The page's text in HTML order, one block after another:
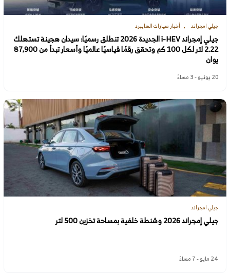
جيلي امجراند أخبار سيارات الهايبرد
جيلي إمجراند i-HEV الجديدة 2026 تنطلق رسميًا: سيدان هجينة تستهلك
2.22 لتر لكل 100 كم وتحقق رقمًا قياسيًا عالميًا وأسعار تبدأ من 87,900
يوان
20 يونيو - 3 مساءً
جيلي امجراند
جيلي إمجراند 2026 وشنطة خلفية بمساحة تخزين 500 لتر
24 مايو - 7 مساءً